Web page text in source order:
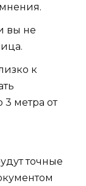
вы не
к
метра от
точные